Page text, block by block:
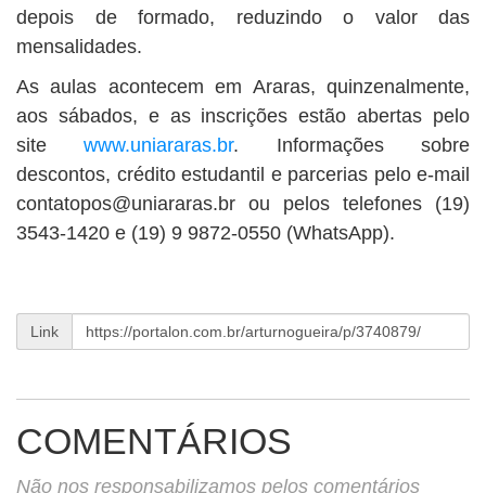
depois de formado, reduzindo o valor das
mensalidades.
As aulas acontecem em Araras, quinzenalmente,
aos sábados, e as inscrições estão abertas pelo
sitewww.uniararas.br. Informações sobre
descontos, crédito estudantil e parcerias pelo e-mail
contatopos@uniararas.br ou pelos telefones (19)
3543-1420 e (19) 9 9872-0550 (WhatsApp).
Link
COMENTÁRIOS
Não nos responsabilizamos pelos comentários